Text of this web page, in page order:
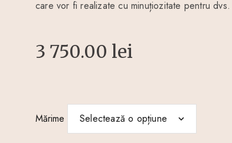
care vor fi realizate cu minuțiozitate pentru dvs.
3 750.00 lei
Mărime